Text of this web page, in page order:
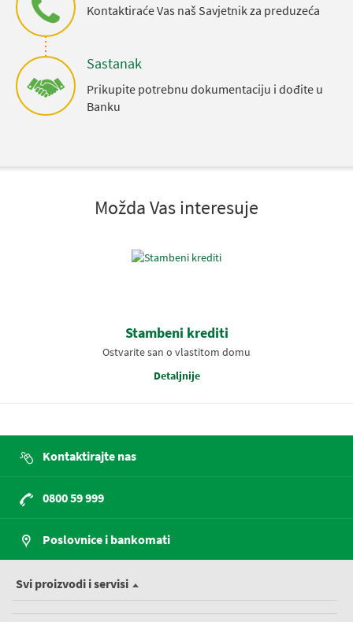
Kontaktiraće Vas naš Savjetnik za preduzeća
Sastanak
Prikupite potrebnu dokumentaciju i dođite u
Banku
Možda Vas interesuje
Stambeni krediti
Ostvarite san o vlastitom domu
Detaljnije
Kontaktirajte nas
0800 59 999
Poslovnice i bankomati
Svi proizvodi i servisi